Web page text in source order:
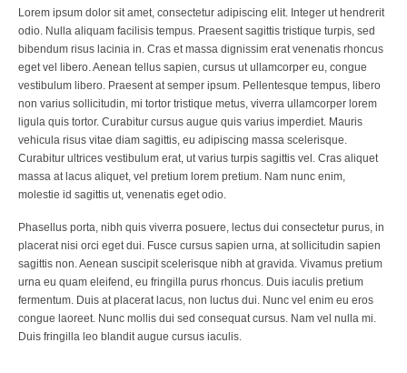
Lorem ipsum dolor sit amet, consectetur adipiscing elit. Integer ut hendrerit
odio. Nulla aliquam facilisis tempus. Praesent sagittis tristique turpis, sed
bibendum risus lacinia in. Cras et massa dignissim erat venenatis rhoncus
eget vel libero. Aenean tellus sapien, cursus ut ullamcorper eu, congue
vestibulum libero. Praesent at semper ipsum. Pellentesque tempus, libero
non varius sollicitudin, mi tortor tristique metus, viverra ullamcorper lorem
ligula quis tortor. Curabitur cursus augue quis varius imperdiet. Mauris
vehicula risus vitae diam sagittis, eu adipiscing massa scelerisque.
Curabitur ultrices vestibulum erat, ut varius turpis sagittis vel. Cras aliquet
massa at lacus aliquet, vel pretium lorem pretium. Nam nunc enim,
molestie id sagittis ut, venenatis eget odio.
Phasellus porta, nibh quis viverra posuere, lectus dui consectetur purus, in
placerat nisi orci eget dui. Fusce cursus sapien urna, at sollicitudin sapien
sagittis non. Aenean suscipit scelerisque nibh at gravida. Vivamus pretium
urna eu quam eleifend, eu fringilla purus rhoncus. Duis iaculis pretium
fermentum. Duis at placerat lacus, non luctus dui. Nunc vel enim eu eros
congue laoreet. Nunc mollis dui sed consequat cursus. Nam vel nulla mi.
Duis fringilla leo blandit augue cursus iaculis.